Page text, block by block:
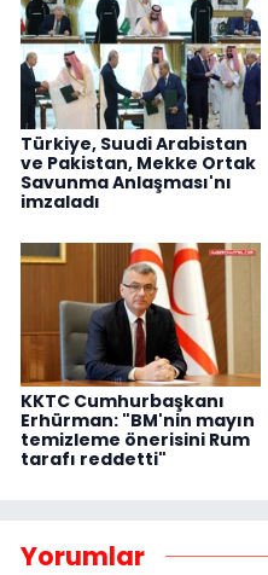
Türkiye, Suudi Arabistan
ve Pakistan, Mekke Ortak
Savunma Anlaşması'nı
imzaladı
KKTC Cumhurbaşkanı
Erhürman: "BM'nin mayın
temizleme önerisini Rum
tarafı reddetti"
Yorumlar